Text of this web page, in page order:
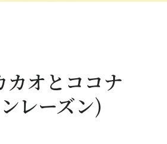
オとココナ
レーズン)